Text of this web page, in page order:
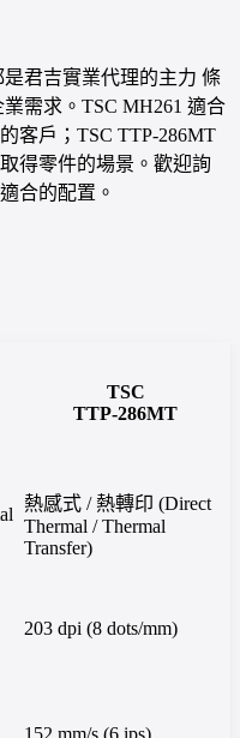
是君吉實業代理的主力 條
需求。TSC MH261 適合
客戶；TSC TTP-286MT
得零件的場景。歡迎詢
合的配置。
TSC
TTP-286MT
熱感式 / 熱轉印 (Direct
Thermal / Thermal
Transfer)
203 dpi (8 dots/mm)